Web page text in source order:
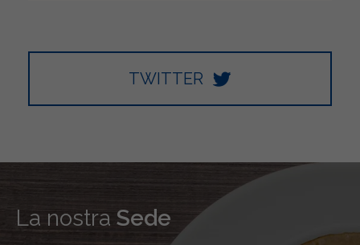
TWITTER
La nostra Sede